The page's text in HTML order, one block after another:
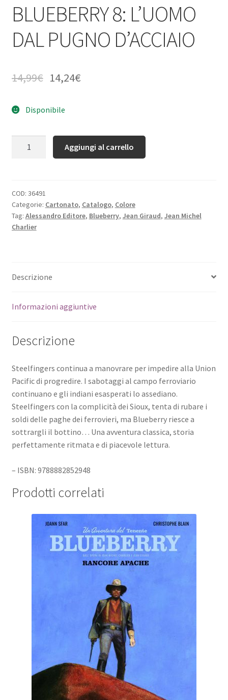
BLUEBERRY 8: L’UOMO
DAL PUGNO D’ACCIAIO
14,99€ 14,24€
Disponibile
Aggiungi al carrello
COD: 36491
Categorie: Cartonato, Catalogo, Colore
Tag: Alessandro Editore, Blueberry, Jean Giraud, Jean Michel
Charlier
Descrizione
Informazioni aggiuntive
Descrizione
Steelfingers continua a manovrare per impedire alla Union
Pacific di progredire. I sabotaggi al campo ferroviario
continuano e gli indiani esasperati lo assediano.
Steelfingers con la complicità dei Sioux, tenta di rubare i
soldi delle paghe dei ferrovieri, ma Blueberry riesce a
sottrargli il bottino… Una avventura classica, storia
perfettamente ritmata e di piacevole lettura.
– ISBN: 9788882852948
Prodotti correlati